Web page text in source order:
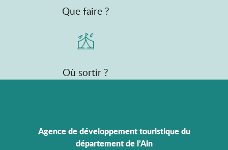
Que faire ?
Où sortir ?
Agence de développement touristique du
département de l’Ain